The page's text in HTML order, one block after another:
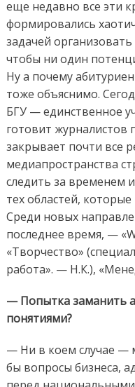
еще недавно все эти
формировались
задачей
чтобы ни один
Ну а почему
тоже объяснимо.
БГУ — единственное
готовит журналистов
закрывает почти все
медиапространства
следить за временем
тех областей,
Среди новых
последнее время, —
«Творчество»
работа». — Н.К.),
— Попытка заманить
понятиями?
— Ни в коем случае —
бы вопросы бизнеса,